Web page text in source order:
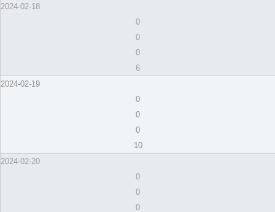
2024-02-18
0
0
0
6
2024-02-19
0
0
0
10
2024-02-20
0
0
0